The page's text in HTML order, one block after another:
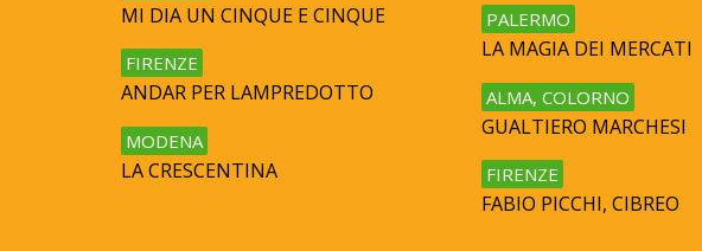
MI DIA UN CINQUE E CINQUE
FIRENZE
ANDAR PER LAMPREDOTTO
MODENA
LA CRESCENTINA
PALERMO
LA MAGIA DEI MERCATI
ALMA, COLORNO
GUALTIERO MARCHESI
FIRENZE
FABIO PICCHI, CIBREO